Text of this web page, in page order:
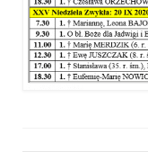
Pogrzeb